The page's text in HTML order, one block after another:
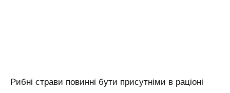
Рибні страви повинні бути присутніми в раціоні